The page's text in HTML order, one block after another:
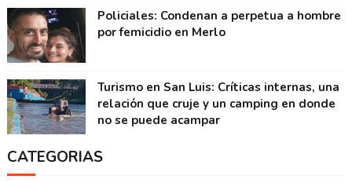
Policiales: Condenan a perpetua a hombre
por femicidio en Merlo
Turismo en San Luis: Críticas internas, una
relación que cruje y un camping en donde
no se puede acampar
CATEGORIAS